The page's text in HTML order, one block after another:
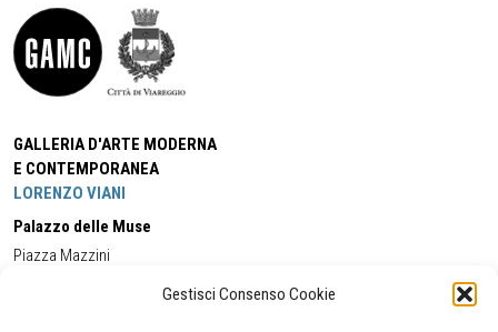
Gestisci Consenso Cookie
GALLERIA D'ARTE MODERNA
E CONTEMPORANEA
LORENZO VIANI
Palazzo delle Muse
Piazza Mazzini
Cell:+39 338 5714978 (orario apertura Galleria)